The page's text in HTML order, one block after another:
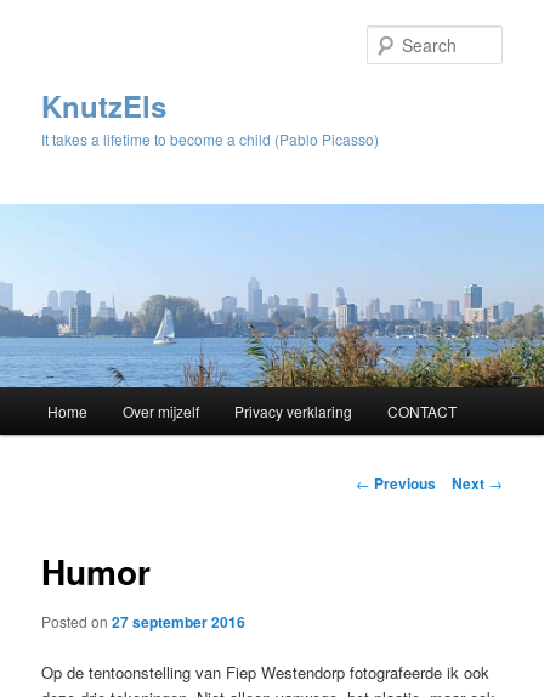
KnutzEls
It takes a lifetime to become a child (Pablo Picasso)
Skip
content
Home Over mijzelf Privacy verklaring CONTACT
Post
← Previous Next →
Humor
Posted on27 september 2016
Op de tentoonstelling van Fiep Westendorp fotografeerde ik ook